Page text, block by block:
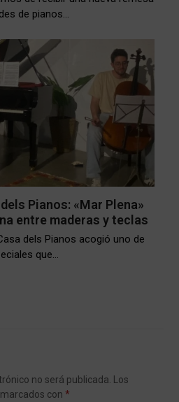
de pianos…
Pianos: «Mar Plena»
entre maderas y teclas
dels Pianos acogió uno de
que…
no será publicada.
Los
con*